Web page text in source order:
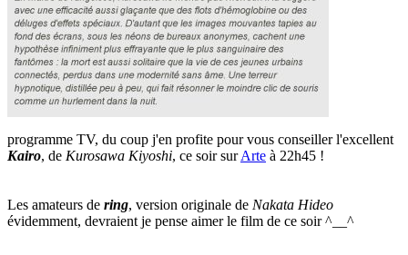
programme TV, du coup j'en profite pour vous conseiller l'excellent
Kairo, de Kurosawa Kiyoshi, ce soir surArte à 22h45 !
Les amateurs de ring, version originale de Nakata Hideo
évidemment, devraient je pense aimer le film de ce soir ^__^